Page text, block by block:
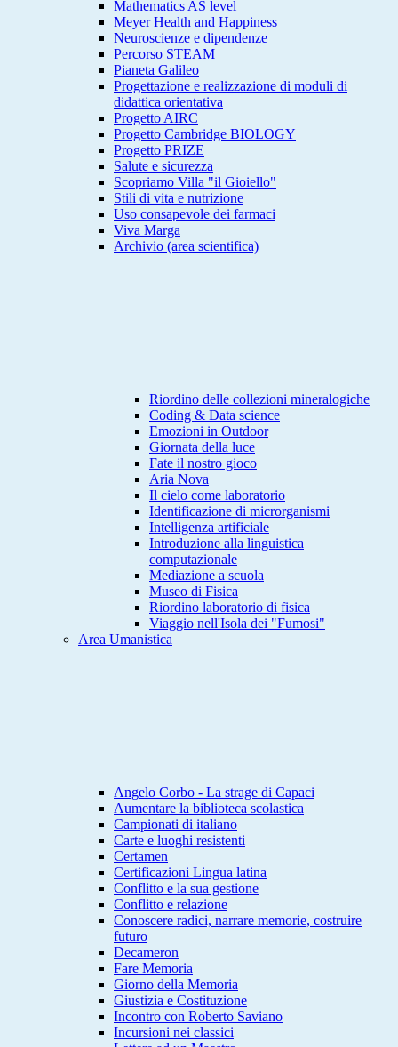
Mathematics AS level
Meyer Health and Happiness
Neuroscienze e dipendenze
Percorso STEAM
Pianeta Galileo
Progettazione e realizzazione di moduli di
didattica orientativa
Progetto AIRC
Progetto Cambridge BIOLOGY
Progetto PRIZE
Salute e sicurezza
Scopriamo Villa "il Gioiello"
Stili di vita e nutrizione
Uso consapevole dei farmaci
Viva Marga
Archivio (area scientifica)
Riordino delle collezioni mineralogiche
Coding & Data science
Emozioni in Outdoor
Giornata della luce
Fate il nostro gioco
Aria Nova
Il cielo come laboratorio
Identificazione di microrganismi
Intelligenza artificiale
Introduzione alla linguistica
computazionale
Mediazione a scuola
Museo di Fisica
Riordino laboratorio di fisica
Viaggio nell'Isola dei "Fumosi"
Area Umanistica
Angelo Corbo - La strage di Capaci
Aumentare la biblioteca scolastica
Campionati di italiano
Carte e luoghi resistenti
Certamen
Certificazioni Lingua latina
Conflitto e la sua gestione
Conflitto e relazione
Conoscere radici, narrare memorie, costruire
futuro
Decameron
Fare Memoria
Giorno della Memoria
Giustizia e Costituzione
Incontro con Roberto Saviano
Incursioni nei classici